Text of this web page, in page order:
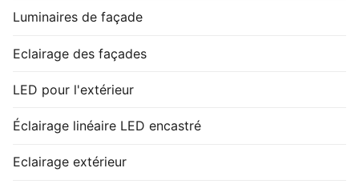
Luminaires de façade
Eclairage des façades
LED pour l'extérieur
Éclairage linéaire LED encastré
Eclairage extérieur